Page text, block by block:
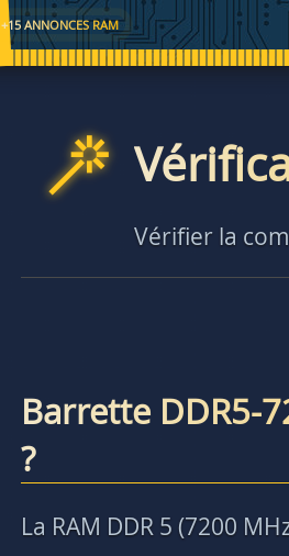
+15 ANNONCES RAM
Vérifier la
Barrette DDR5-
?
La RAM DDR 5 (7200